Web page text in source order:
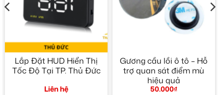
Lắp Đặt HUD Hiển Thị
Tốc Độ Tại TP. Thủ Đức
Liên hệ
Gương cầu lồi ô tô – Hỗ
trợ quan sát điểm mù
hiệu quả
50.000₫